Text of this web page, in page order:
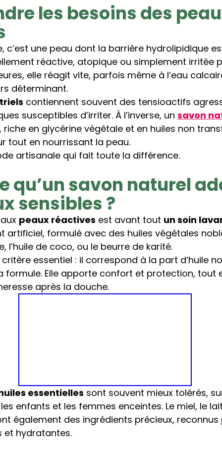
les besoins des
c’est une peau dont la barrière hydrolipidique
réactive, atopique ou simplement irritée
elle réagit vite, parfois même à l’eau
déterminant.
contiennent souvent des tensioactifs
susceptibles d’irriter. À l’inverse, un savon
, riche en glycérine végétale et en huiles non
tout en nourrissant la peau.
artisanale qui fait toute la différence.
qu’un savon naturel
sensibles ?
peaux réactives est avant tout un soin
artificiel, formulé avec des huiles végétales
l’huile de coco, ou le beurre de karité.
essentiel : il correspond à la part d’huile
formule. Elle apporte confort et protection, tout
après la douche.
essentielles sont souvent mieux tolérés,
enfants et les femmes enceintes. Le miel, le
également des ingrédients précieux, reconnus
et hydratantes.